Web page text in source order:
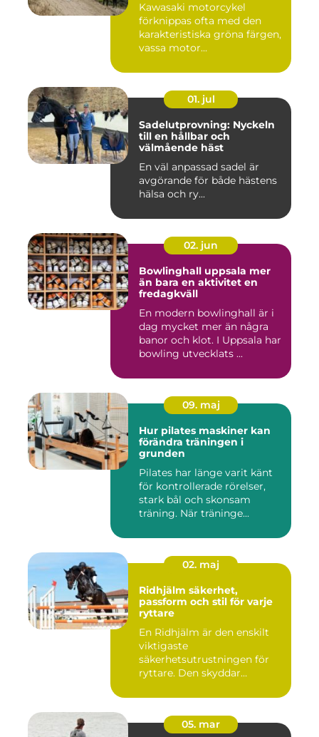
Kawasaki motorcykel
förknippas ofta med den
karakteristiska gröna färgen,
vassa motor...
01. jul
Sadelutprovning: Nyckeln
till en hållbar och
välmående häst
En väl anpassad sadel är
avgörande för både hästens
hälsa och ry...
02. jun
Bowlinghall uppsala mer
än bara en aktivitet en
fredagkväll
En modern bowlinghall är i
dag mycket mer än några
banor och klot. I Uppsala har
bowling utvecklats ...
09. maj
Hur pilates maskiner kan
förändra träningen i
grunden
Pilates har länge varit känt
för kontrollerade rörelser,
stark bål och skonsam
träning. När träninge...
02. maj
Ridhjälm säkerhet,
passform och stil för varje
ryttare
En Ridhjälm är den enskilt
viktigaste
säkerhetsutrustningen för
ryttare. Den skyddar
05. mar